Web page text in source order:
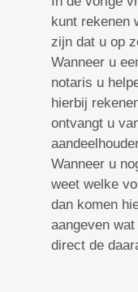
kunt rekenen
zijn dat u op
Wanneer u
notaris u
hierbij
ontvangt u
Wanneer u
weet welke
dan komen
aangeven
direct de